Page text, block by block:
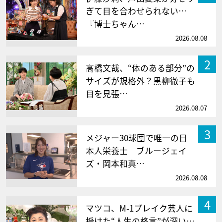
ぎて目を合わせられない…
『博士ちゃん…
2026.08.08
2
高橋文哉、“体のある部分”の
サイズが規格外？黒柳徹子も
目を見張…
2026.08.07
3
メジャー30球団で唯一の日
本人栄養士 ブルージェイ
ズ・岡本和真…
2026.08.08
4
マツコ、M-1ブレイク芸人に